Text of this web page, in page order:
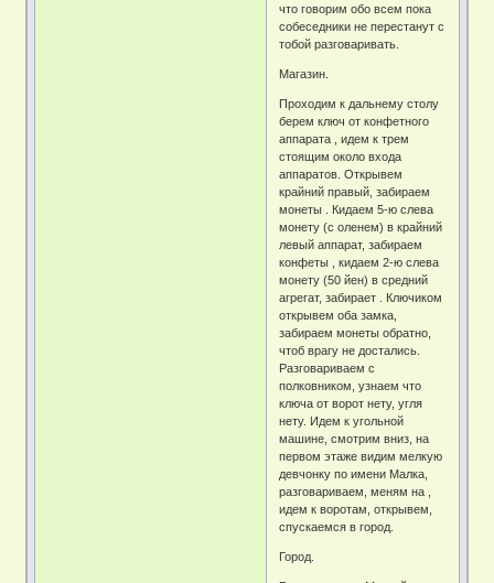
что говорим обо всем пока
собеседники не перестанут с
тобой разговаривать.
Магазин.
Проходим к дальнему столу
берем ключ от конфетного
аппарата , идем к трем
стоящим около входа
аппаратов. Открывем
крайний правый, забираем
монеты . Кидаем 5-ю слева
монету (с оленем) в крайний
левый аппарат, забираем
конфеты , кидаем 2-ю слева
монету (50 йен) в средний
агрегат, забирает . Ключиком
открывем оба замка,
забираем монеты обратно,
чтоб врагу не достались.
Разговариваем с
полковником, узнаем что
ключа от ворот нету, угля
нету. Идем к угольной
машине, смотрим вниз, на
первом этаже видим мелкую
девчонку по имени Малка,
разговариваем, меням на ,
идем к воротам, открывем,
спускаемся в город.
Город.